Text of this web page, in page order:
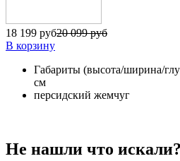
18 199 руб20 099 руб
В корзину
Габариты (высота/ширина/
см
персидский жемчуг
Не нашли что искали?